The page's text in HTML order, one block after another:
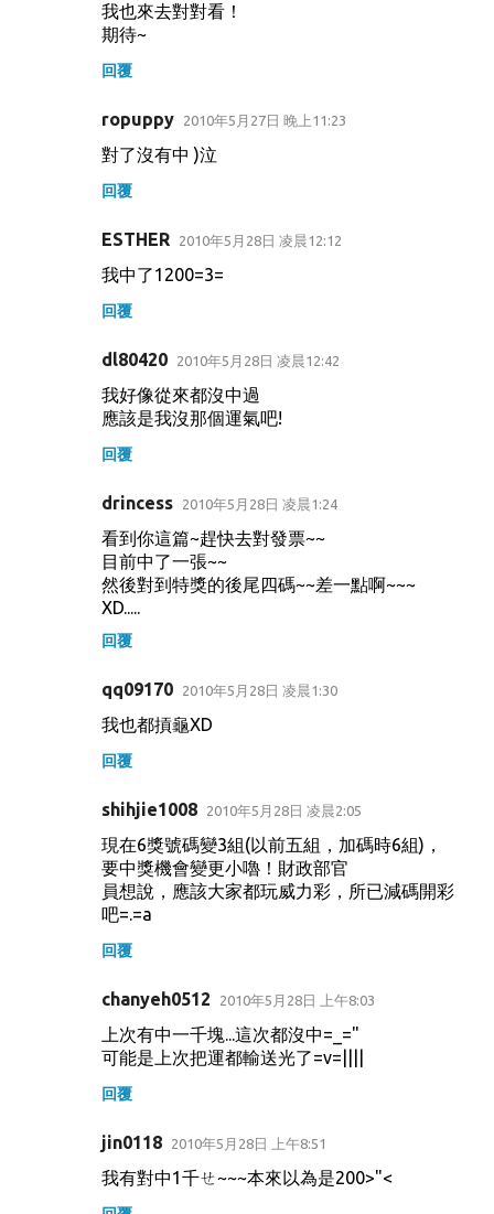
我也來去對對看！
期待~
回覆
ropuppy 2010年5月27日 晚上11:23
對了沒有中 )泣
回覆
ESTHER 2010年5月28日 凌晨12:12
我中了1200=3=
回覆
dl80420 2010年5月28日 凌晨12:42
我好像從來都沒中過
應該是我沒那個運氣吧!
回覆
drincess 2010年5月28日 凌晨1:24
看到你這篇~趕快去對發票~~
目前中了一張~~
然後對到特獎的後尾四碼~~差一點啊~~~
XD.....
回覆
qq09170 2010年5月28日 凌晨1:30
我也都摃龜XD
回覆
shihjie1008 2010年5月28日 凌晨2:05
現在6獎號碼變3組(以前五組，加碼時6組)，
要中獎機會變更小嚕！財政部官
員想說，應該大家都玩威力彩，所已減碼開彩
吧=.=a
回覆
chanyeh0512 2010年5月28日 上午8:03
上次有中一千塊...這次都沒中=_="
可能是上次把運都輸送光了=v=||||
回覆
jin0118 2010年5月28日 上午8:51
我有對中1千ㄝ~~~本來以為是200>"<